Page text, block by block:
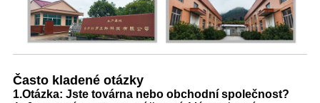
Často kladené otázky
1.Otázka: Jste továrna nebo obchodní společnost?